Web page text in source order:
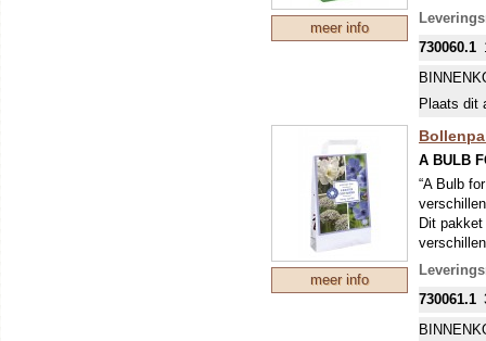
meer info
* Crocus
* Narcis
* Tulp
*
730060.1
Plaats dit
meer info
A BULB
“A Bulb
Dit
in tuinen
variatie
730061.1